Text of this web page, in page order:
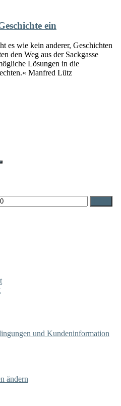
ein
es wie kein anderer, Geschichten
den Weg aus der Sackgasse
Lösungen in die
Manfred Lütz
und Kundeninformation
ändern